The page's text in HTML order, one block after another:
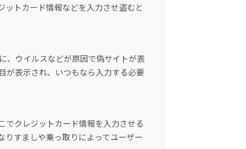
トカード情報などを入力させ盗むと
、ウイルスなどが原因で偽サイトが表
が表示され、いつもなら入力する必要
でクレジットカード情報を入力させる
すましや乗っ取りによってユーザー